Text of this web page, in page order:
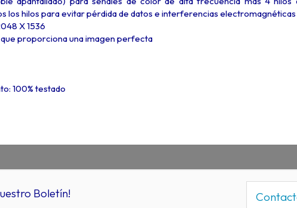
los hilos para evitar pérdida de datos e interferencias electromagnéticas
X 1536
proporciona una imagen perfecta
100% testado
Boletín!